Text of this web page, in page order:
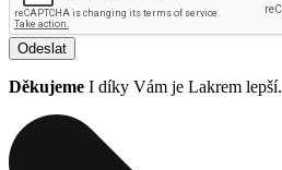
Odeslat
Děkujeme I díky Vám je Lakrem lepší.